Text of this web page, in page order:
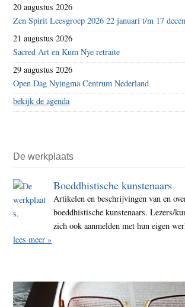
20 augustus 2026
Zen Spirit Leesgroep 2026 22 januari t/m 17
21 augustus 2026
Sacred Art en Kum Nye retraite
29 augustus 2026
Open Dag Nyingma Centrum Nederland
bekijk de agenda
De werkplaats
Boeddhistische kunstenaars
Artikelen en beschrijvingen van en
boeddhistische kunstenaars. Lezers/
zich ook aanmelden met hun eigen
lees meer »